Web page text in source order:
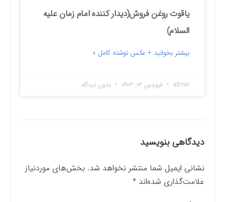
یاقوت روغن فروش(دیدار کننده امام زمان علیه
السلام)
بیشتر بخوانید + عکس نوشته کامل »
admin فروردین ۱۳, ۱۴۰۳ بدون دیدگاه
دیدگاهی بنویسید
نشانی ایمیل شما منتشر نخواهد شد. بخش‌های موردنیاز
علامت‌گذاری شده‌اند*